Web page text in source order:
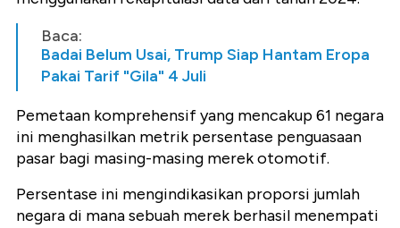
Baca:
Badai Belum Usai, Trump Siap Hantam Eropa
Pakai Tarif "Gila" 4 Juli
Pemetaan komprehensif yang mencakup 61 negara
ini menghasilkan metrik persentase penguasaan
pasar bagi masing-masing merek otomotif.
Persentase ini mengindikasikan proporsi jumlah
negara di mana sebuah merek berhasil menempati